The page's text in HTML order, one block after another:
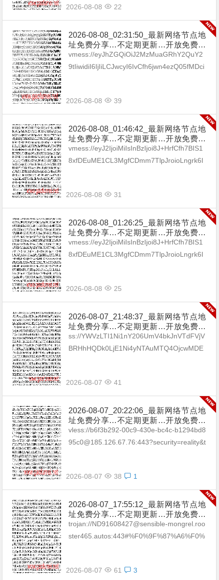
2026-08-08 22
2026-08-08_02:31:50_最新网络节点地
址免费分享…不定期更新…开放免费分
享（网络免费节点香港|日本|韩国|新加
坡|台湾|马来西亚|…
vmess://eyJhZGQiOiJ2MzMuaGRhY2QuY2
9tIiwidiI6IjIiLCJwcyI6IvCfh6jwn4ezQ05fMDci
2026-08-08 39
2026-08-08_01:46:42_最新网络节点地
址免费分享…不定期更新…开放免费分
享（网络免费节点香港|日本|韩国|新加
坡|台湾|马来西亚|…
vmess://eyJ2IjoiMiIsInBzIjoi8J+HrfCfh7BIS1
8xfDEuME1CL3MgfCDmm7TlpJroioLngrk6I
2026-08-08 31
2026-08-08_01:26:25_最新网络节点地
址免费分享…不定期更新…开放免费分
享（网络免费节点香港|日本|韩国|新加
坡|台湾|马来西亚|…
vmess://eyJ2IjoiMiIsInBzIjoi8J+HrfCfh7BIS1
8xfDEuME1CL3MgfCDmm7TlpJroioLngrk6I
2026-08-08 25
2026-08-07_21:48:37_最新网络节点地
址免费分享…不定期更新…开放免费分
享（网络免费节点香港|日本|韩国|新加
坡|台湾|马来西亚|…
ss://YWVzLTI1Ni1nY206UmV4bkJnVTdFVjV
BRHhHQDk0LjE1Ni4yNTAuMTQ4OjcwMDE
2026-08-07 41
2026-08-07_20:22:06_最新网络节点地
址免费分享…不定期更新…开放免费分
享（网络免费节点香港|日本|韩国|新加
坡|台湾|马来西亚|…
vless://b6f3b292-00c9-430e-bc4c-b1294bd8
95c0@185.126.67.76:443?security=reality&t
2026-08-07 38 1
2026-08-07_17:55:12_最新网络节点地
址免费分享…不定期更新…开放免费分
享（网络免费节点香港|日本|韩国|新加
坡|台湾|马来西亚|…
trojan://ND91608427@sensible-mongrel.roo
ster465.autos:443#%F0%9F%87%A6%F0%
2026-08-07 61 3